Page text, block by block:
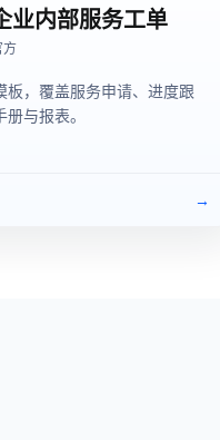
业内部服务工单
方
板，覆盖服务申请、进度跟
与报表。
→